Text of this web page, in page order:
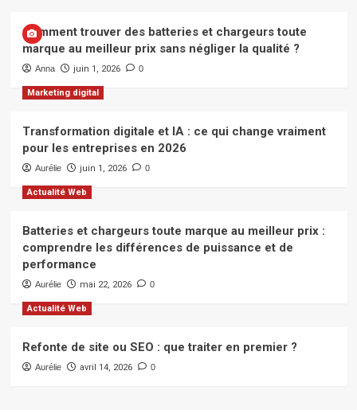
Comment trouver des batteries et chargeurs toute
marque au meilleur prix sans négliger la qualité ?
Anna juin 1, 2026 0
Marketing digital
Transformation digitale et IA : ce qui change vraiment
pour les entreprises en 2026
Aurélie juin 1, 2026 0
Actualité Web
Batteries et chargeurs toute marque au meilleur prix :
comprendre les différences de puissance et de
performance
Aurélie mai 22, 2026 0
Actualité Web
Refonte de site ou SEO : que traiter en premier ?
Aurélie avril 14, 2026 0